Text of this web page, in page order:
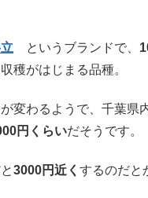
というブランドで、
穫がはじまる品種。
変わるようで、千葉県
円くらいだそうです。
3000円近く するのだと